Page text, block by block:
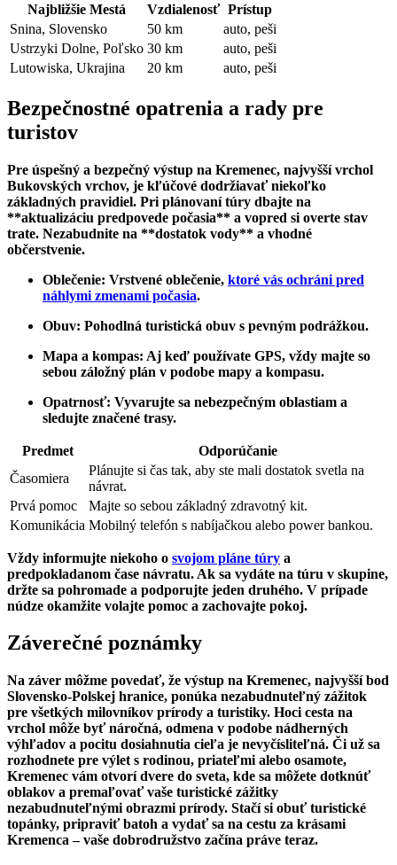
Najbližšie Mestá Vzdialenosť Prístup
Snina, Slovensko
50⁤ km
auto, peši
Ustrzyki Dolne, Poľsko 30 km
auto, peši
Lutowiska, Ukrajina
20 km auto, peši
Bezpečnostné opatrenia a rady pre
turistov
Pre úspešný a ⁣bezpečný výstup na Kremenec, najvyšší vrchol
Bukovských vrchov, je ​kľúčové dodržiavať niekoľko
základných pravidiel. Pri plánovaní túry dbajte na
**aktualizáciu ​predpovede počasia** a vopred si overte stav
trate. Nezabudnite na **dostatok vody** a vhodné
občerstvenie.
Oblečenie: Vrstvené oblečenie, ktoré vás ochráni pred
náhlymi zmenami počasia.
Obuv: Pohodlná turistická obuv s pevným podrážkou.
Mapa ‌a kompas: Aj keď používate GPS, vždy majte so
sebou záložný plán v ⁤podobe mapy a kompasu.
Opatrnosť: Vyvarujte sa nebezpečným ‍oblastiam a
sledujte⁣ značené trasy.
Predmet
Odporúčanie
Časomiera
Plánujte si čas tak, aby ste mali dostatok svetla ‌na
návrat.
Prvá pomoc
Majte⁣ so sebou základný zdravotný ​kit.
Komunikácia Mobilný telefón s nabíjačkou ⁣alebo power ⁢bankou.
Vždy informujte niekoho o svojom pláne túry ​a
predpokladanom čase návratu. Ak sa vydáte na túru ⁣v skupine,
držte sa pohromade a podporujte jeden druhého. ⁢V prípade
núdze okamžite volajte pomoc a zachovajte pokoj.
Záverečné poznámky
Na záver môžme povedať, že výstup ⁢na Kremenec,​ najvyšší bod
Slovensko-Polskej hranice, ponúka nezabudnuteľný zážitok⁤
pre všetkých milovníkov prírody a turistiky. Hoci cesta na
vrchol môže byť náročná, odmena v podobe nádherných
výhľadov a pocitu dosiahnutia cieľa je nevyčísliteľná. Či už sa
rozhodnete pre výlet s rodinou, priateľmi alebo osamote,​
Kremenec vám otvorí dvere do sveta, kde sa môžete ⁣dotknúť
oblakov a premaľovať vaše turistické zážitky
nezabudnuteľnými obrazmi prírody. Stačí si‌ obuť turistické
topánky, pripraviť batoh ⁢a vydať sa na cestu‍ za krásami
Kremenca‍ – vaše⁤ dobrodružstvo začína práve teraz.